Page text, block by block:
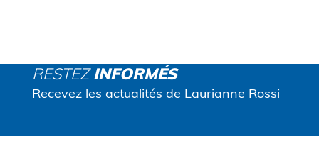
RESTEZINFORMÉS
Recevez les actualités de Laurianne Rossi